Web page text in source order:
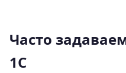
Часто
1С